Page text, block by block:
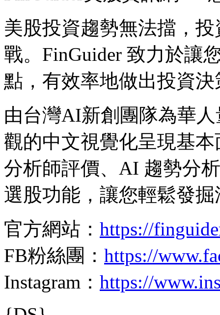
美股投資趨勢無法擋，
戰。FinGuider 致力於讓
點，有效率地做出投資決
由台灣AI新創團隊為華
觀的中文視覺化呈現基
分析師評價、AI 趨勢分
選股功能，讓您輕鬆發
官方網站： https://
FB粉絲團： https://
Instagram： https://